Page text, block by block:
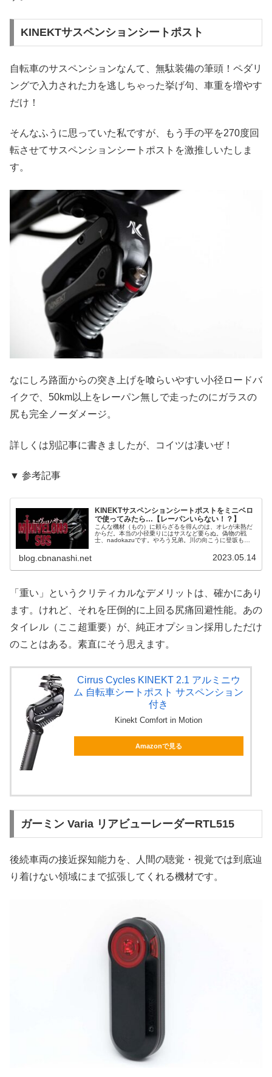
KINEKTサスペンションシートポスト
自転車のサスペンションなんて、無駄装備の筆頭！ペダリ
ングで入力された力を逃しちゃった挙げ句、車重を増やす
だけ！
そんなふうに思っていた私ですが、もう手の平を270度回
転させてサスペンションシートポストを激推しいたしま
す。
なにしろ路面からの突き上げを喰らいやすい小径ロードバ
イクで、50km以上をレーパン無しで走ったのにガラスの
尻も完全ノーダメージ。
詳しくは別記事に書きましたが、コイツは凄いぜ！
▼ 参考記事
KINEKTサスペンションシートポストをミニベロ
で使ってみたら…【レーパンいらない！？】
こんな機材（もの）に頼らざるを得んのは、オレが未熟だ
からだ。本当の小径乗りにはサスなど要らぬ。偽物の戦
士、nadokazuです。やろう兄弟。川の向こうに登坂も向
blog.cbnanashi.net 2023.05.14
「重い」というクリティカルなデメリットは、確かにあり
ます。けれど、それを圧倒的に上回る尻痛回避性能。あの
タイレル（ここ超重要）が、純正オプション採用しただけ
のことはある。素直にそう思えます。
Cirrus Cycles KINEKT 2.1 アルミニウ
ム 自転車シートポスト サスペンション
付き
Kinekt Comfort in Motion
Amazonで見る
ガーミン Varia リアビューレーダーRTL515
後続車両の接近探知能力を、人間の聴覚・視覚では到底辿
り着けない領域にまで拡張してくれる機材です。